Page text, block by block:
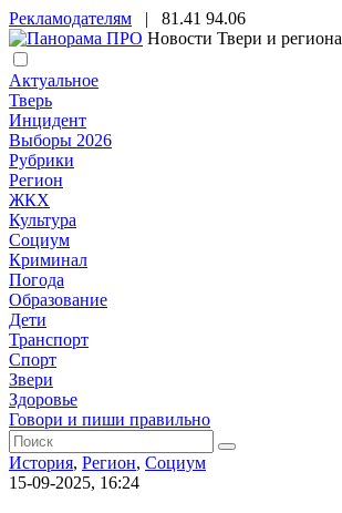
Рекламодателям | 81.41 94.06
Новости Твери и региона
Актуальное
Тверь
Инцидент
Выборы 2026
Рубрики
Регион
ЖКХ
Культура
Социум
Криминал
Погода
Образование
Дети
Транспорт
Спорт
Звери
Здоровье
Говори и пиши правильно
История, Регион, Социум
15-09-2025, 16:24